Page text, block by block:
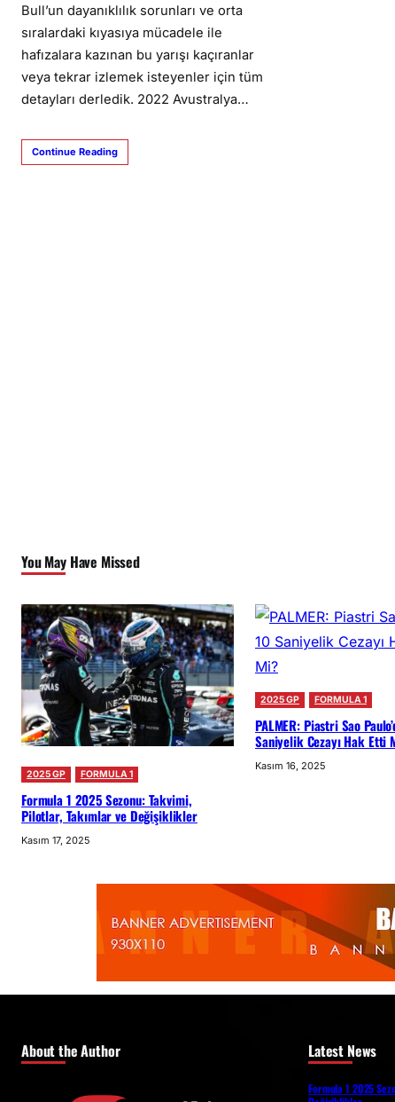
Bull’un dayanıklılık sorunları ve orta
sıralardaki kıyasıya mücadele ile
hafızalara kazınan bu yarışı kaçıranlar
veya tekrar izlemek isteyenler için tüm
detayları derledik. 2022 Avustralya…
Continue Reading
You May Have Missed
2025 GP FORMULA 1
Formula 1 2025 Sezonu: Takvimi,
Pilotlar, Takımlar ve Değişiklikler
Kasım 17, 2025
2025 GP FORMULA 1
PALMER: Piastri Sao
Saniyelik Cezayı Hak Etti
Kasım 16, 2025
About the Author Latest News
Formula 1 2025